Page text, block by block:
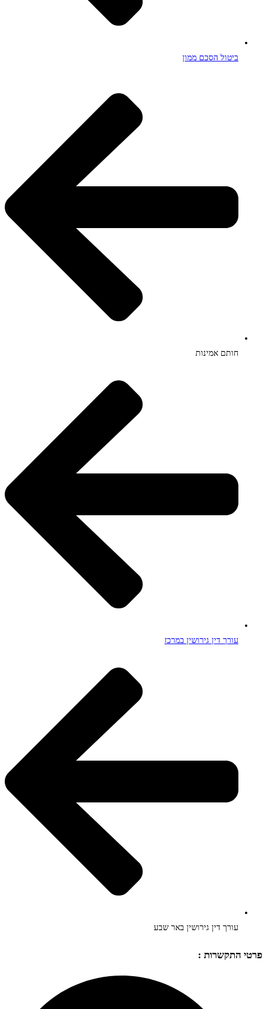
ביטול הסכם ממון
חותם אמינות
עורך דין גירושין במרכז
עורך דין גירושין באר שבע
פרטי התקשרות :